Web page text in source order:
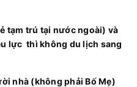
tạm trú tại nước ngoài) và
lực thì không du lịch sang
nhà (không phải Bố Mẹ)